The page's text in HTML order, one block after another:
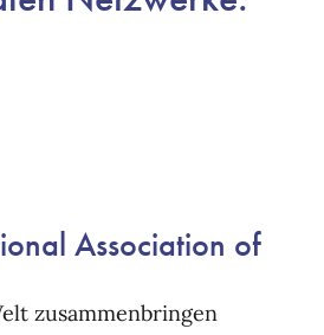
Association of
zusammenbringen